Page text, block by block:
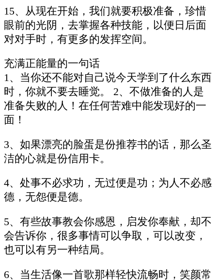
15、从现在开始，我们就要积极准备，珍惜
眼前的光阴，去掌握各种技能，以便日后面
对对手时，有更多的发挥空间。
充满正能量的一句话
1、当你还不能对自己说今天学到了什么东西
时，你就不要去睡觉。 2、不做准备的人是
准备失败的人！在任何苦难中能发现好的一
面！
3、如果漂亮的脸蛋是份推荐书的话，那么圣
洁的心就是份信用卡。
4、处事不必求功，无过便是功；为人不必感
德，无怨便是德。
5、有些故事教会你感恩，启发你奉献，却不
会告诉你，很多事情可以争取，可以改变，
也可以有另一种结局。
6、当生活像一首歌那样轻快流畅时，笑颜常